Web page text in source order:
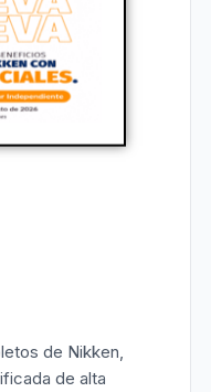
de Nikken,
de alta